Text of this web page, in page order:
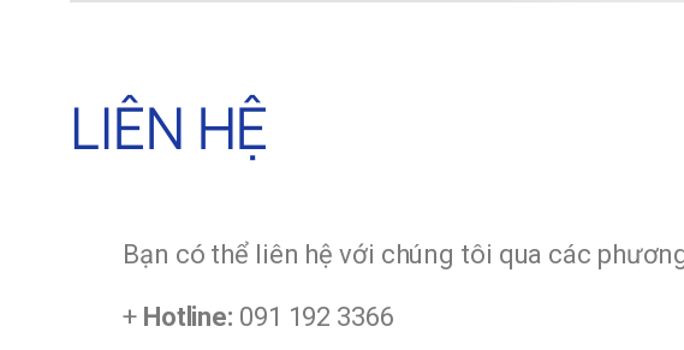
LIÊN HỆ
Bạn có thể liên hệ với chúng tôi qua các
+ Hotline: 091 192 3366